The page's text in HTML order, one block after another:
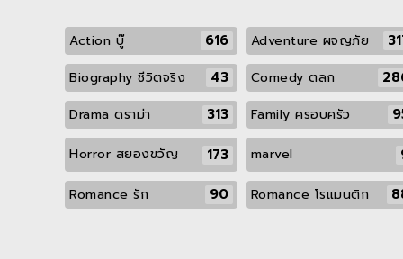
Action บู๊ 616 Adventure ผจญภัย
Biography ชีวิตจริง 43 Comedy ตลก
Drama ดราม่า 313 Family ครอบครัว
Horror สยองขวัญ 173 marvel
Romance รัก 90 Romance โรแมนติก